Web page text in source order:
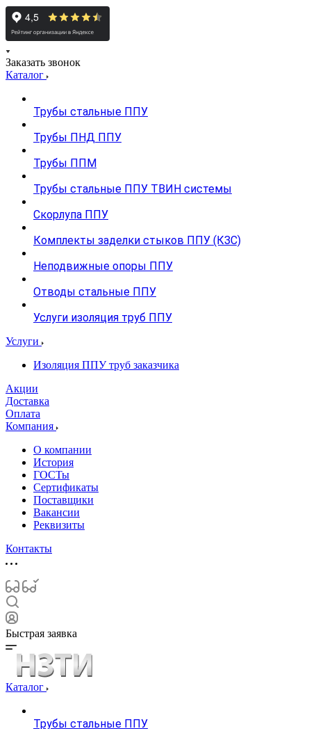
Заказать звонок
Каталог
Трубы стальные ППУ
Трубы ПНД ППУ
Трубы ППМ
Трубы стальные ППУ ТВИН системы
Скорлупа ППУ
Комплекты заделки стыков ППУ (КЗС)
Неподвижные опоры ППУ
Отводы стальные ППУ
Услуги изоляция труб ППУ
Услуги
Изоляция ППУ труб заказчика
Акции
Доставка
Оплата
Компания
О компании
История
ГОСТы
Сертификаты
Поставщики
Вакансии
Реквизиты
Контакты
Быстрая заявка
Каталог
Трубы стальные ППУ